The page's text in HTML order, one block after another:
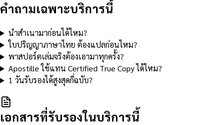
คำถามเฉพาะบริการนี้
นำสำเนามาก่อนได้ไหม?
ใบปริญญาภาษาไทย ต้องแปลก่อนไหม?
พาสปอร์ตเล่มจริงต้องเอามาทุกครั้ง?
Apostille ใช้แทน Certified True Copy ได้ไหม?
1 วันรับรองได้สูงสุดกี่ฉบับ?
เอกสารที่รับรองในบริการนี้